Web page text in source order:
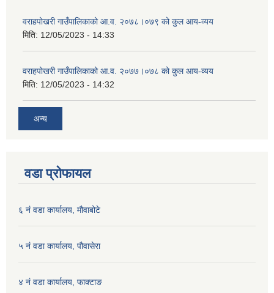
वराहपोखरी गाउँपालिकाको आ.व. २०७८।०७९ को कुल आय-व्यय
मिति: 12/05/2023 - 14:33
वराहपोखरी गाउँपालिकाको आ.व. २०७७।०७८ को कुल आय-व्यय
मिति: 12/05/2023 - 14:32
अन्य
वडा प्रोफायल
६ नं वडा कार्यालय, मौवाबोटे
५ नं वडा कार्यालय, पौवासेरा
४ नं वडा कार्यालय, फाक्टाङ